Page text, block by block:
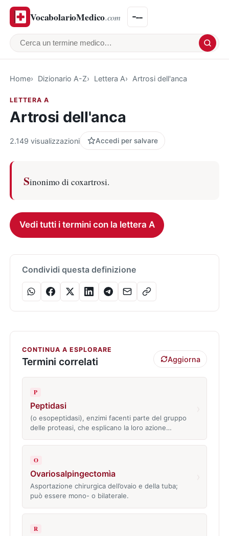
VocabolarioMedico.com
Cerca un termine medico
Home Dizionario A-Z Lettera A Artrosi dell'anca
LETTERA A
Artrosi dell'anca
2.149 visualizzazioni Accedi per salvare
Sinonimo di coxartrosi.
Vedi tutti i termini con la lettera A
Condividi questa definizione
CONTINUA A ESPLORARE
Termini correlati Aggiorna
P
Peptidasi
(o esopeptidasi), enzimi facenti parte del gruppo
delle proteasi, che esplicano la loro azione…
O
Ovariosalpingectomìa
Asportazione chirurgica dell’ovaio e della tuba;
può essere mono- o bilaterale.
R